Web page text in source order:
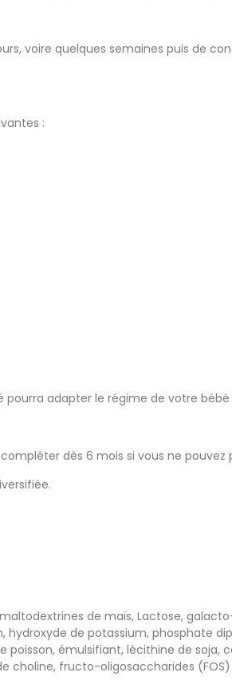
voire quelques semaines puis de
:
adapter le régime de votre
dès 6 mois si vous ne pouvez
de maïs, Lactose,
de potassium, phosphate
émulsifiant, lécithine de soja,
choline, fructo-oligosaccharides